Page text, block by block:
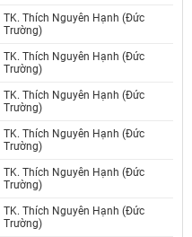
TK. Thích Nguyên Hạnh (Đức
Trường)
TK. Thích Nguyên Hạnh (Đức
Trường)
TK. Thích Nguyên Hạnh (Đức
Trường)
TK. Thích Nguyên Hạnh (Đức
Trường)
TK. Thích Nguyên Hạnh (Đức
Trường)
TK. Thích Nguyên Hạnh (Đức
Trường)